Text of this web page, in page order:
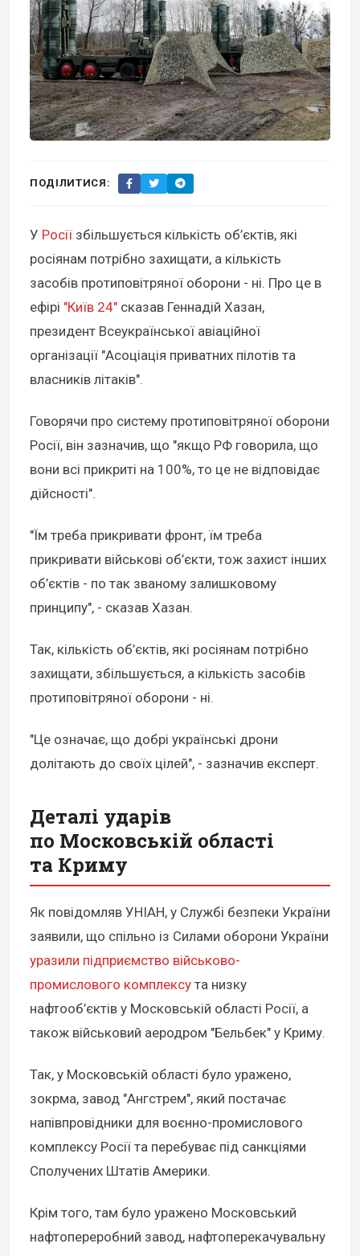
ПОДІЛИТИСЯ:
У Росії збільшується кількість об’єктів, які
росіянам потрібно захищати, а кількість
засобів протиповітряної оборони - ні. Про це в
ефірі "Київ 24" сказав Геннадій Хазан,
президент Всеукраїнської авіаційної
організації "Асоціація приватних пілотів та
власників літаків".
Говорячи про систему протиповітряної оборони
Росії, він зазначив, що "якщо РФ говорила, що
вони всі прикриті на 100%, то це не відповідає
дійсності".
"Їм треба прикривати фронт, їм треба
прикривати військові об’єкти, тож захист інших
об’єктів - по так званому залишковому
принципу", - сказав Хазан.
Так, кількість об’єктів, які росіянам потрібно
захищати, збільшується, а кількість засобів
протиповітряної оборони - ні.
"Це означає, що добрі українські дрони
долітають до своїх цілей", - зазначив експерт.
Деталі ударів
по Московській області
та Криму
Як повідомляв УНІАН, у Службі безпеки України
заявили, що спільно із Силами оборони України
уразили підприємство військово-
промислового комплексу та низку
нафтооб’єктів у Московській області Росії, а
також військовий аеродром "Бельбек" у Криму.
Так, у Московській області було уражено,
зокрма, завод "Ангстрем", який постачає
напівпровідники для воєнно-промислового
комплексу Росії та перебуває під санкціями
Сполучених Штатів Америки.
Крім того, там було уражено Московський
нафтопереробний завод, нафтоперекачувальну